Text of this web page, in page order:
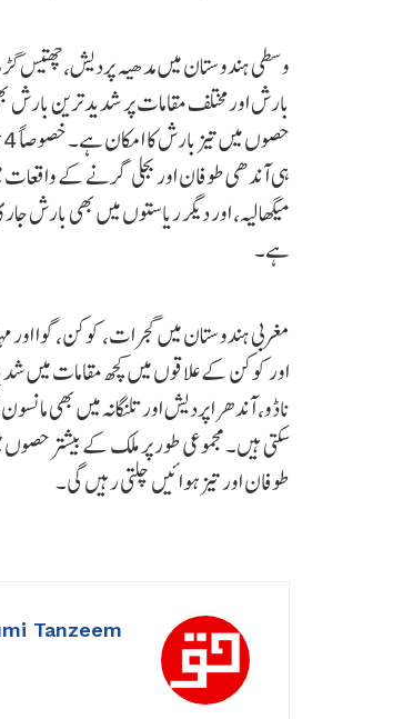
وسطی ہندوستان میں مدھیہ پردیش، چھتیس
بارش اور مختلف مقامات پر شدید ترین بارش
ہی آندھی طوفان اور بجلی گرنے کے واقعات
میگھالیہ، اور دیگر ریاستوں میں بھی
ہے۔
مغربی ہندوستان میں گجرات، کوکن، گوا
اور کوکن کے علاقوں میں کچھ مقامات میں
ناڈو، آندھرا پردیش اور تلنگانہ میں بھی
سکتی ہیں۔ مجموعی طور پر ملک کے بیشتر
طوفان اور تیز ہوائیں چلتی رہیں گی۔
Tanzeem